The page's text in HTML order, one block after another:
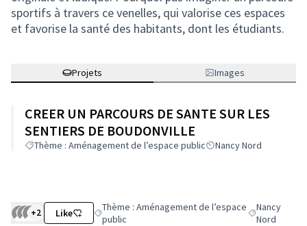
sportifs à travers ce venelles, qui valorise ces espaces
et favorise la santé des habitants, dont les étudiants.
Projets Images
CREER UN PARCOURS DE SANTE SUR LES
SENTIERS DE BOUDONVILLE
Thème : Aménagement de l’espace public Nancy Nord
+2 Like Filtrer les résultats de la catégorie : Thème :
Thème : Aménagement de l’espace
public
Filtrer les
Nancy
Nord